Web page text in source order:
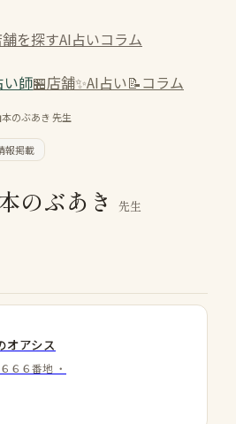
を探すAI占いコラム
い師🏪店舗✨AI占い📝コラム
のぶあき先生
報掲載
のぶあき 先生
オアシス
６６番地 ・